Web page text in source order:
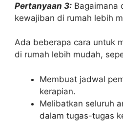
Pertanyaan 3: Bagaimana
kewajiban di rumah lebih
Ada beberapa cara untuk
di rumah lebih mudah,
Membuat jadwal
kerapian.
Melibatkan seluruh
dalam tugas-tugas